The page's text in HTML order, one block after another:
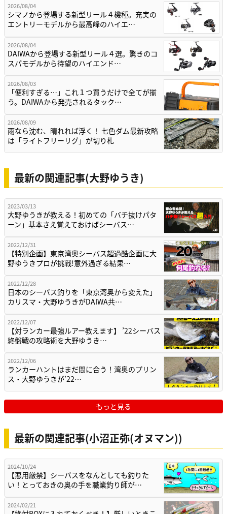
2026/08/04
シマノから登場する新型リール４機種。充実の
エントリーモデルから最高峰のハイエ…
2026/08/04
DAIWAから登場する新型リール４選。驚きのコ
スパモデルから待望のハイエンド…
2026/08/03
「便利すぎる…」これ１つ買うだけで全てが揃
う。DAIWAから発売されるタック…
2026/08/09
雨なら沈む、晴れれば浮く！ 七色ダム最新攻略
は「ライトフリーリグ」が切り札
最新の関連記事(大野ゆうき)
2023/03/13
大野ゆうきが教える！初めての「バチ抜けパタ
ーン」基本さえ覚えておけばシーバス…
2022/12/31
【特別企画】東京湾奥シーバス超過酷企画に大
野ゆうきプロが挑戦!意外過ぎる結果…
2022/12/28
日本のシーバス釣りを「東京湾奥から変えた」
カリスマ・大野ゆうきがDAIWA共…
2022/12/07
【対ランカー最強ルアー教えます】 ’22シーバス
終盤戦の攻略術を大野ゆうき…
2022/12/06
ランカーハントはまだ間に合う！湾奥のプリン
ス・大野ゆうきが’22…
もっと見る
最新の関連記事(小沼正弥(オヌマン))
2024/10/24
【悪用厳禁】シーバスをなんとしても釣りた
い！とっておきの奥の手を職業釣り師が…
2024/02/21